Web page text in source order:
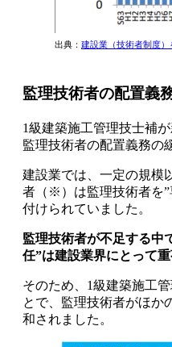
出典： 建設業（技術者制度
監理技術者の配置義
1級建築施工管理技士補
監理技術者の配置義務の
建設業では、一定の規模
者（※）は監理技術者を”
付けられていました。
監理技術者が不足する中
任”は建設業界にとって
そのため、 1級建築施工
とで、監理技術者がほか
和されました 。